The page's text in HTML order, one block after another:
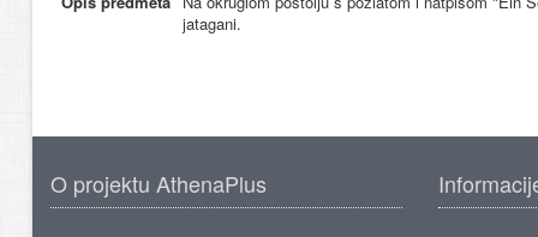
jatagani.
O projektu AthenaPlus